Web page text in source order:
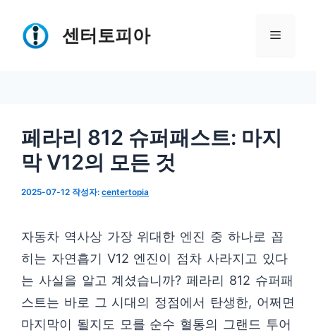
센터토피아 메
페라리 812 슈퍼패스트: 마지
막 V12의 모든 것
2025-07-12 작성자: centertopia
자동차 역사상 가장 위대한 엔진 중 하나로 꼽
히는 자연흡기 V12 엔진이 점차 사라지고 있다
는 사실을 알고 계셨습니까? 페라리 812 슈퍼패
스트는 바로 그 시대의 정점에서 탄생한, 어쩌면
마지막이 될지도 모를 순수 혈통의 그랜드 투어